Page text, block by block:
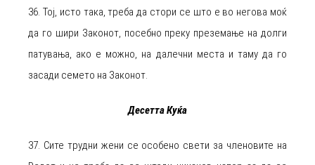
36. Тој, исто така, треба да стори се што е во негова моќ
да го шири Законот, посебно преку преземање на долги
патувања, ако е можно, на далечни места и таму да го
засади семето на Законот.
Десетта Куќа
37. Сите трудни жени се особено свети за членовите на